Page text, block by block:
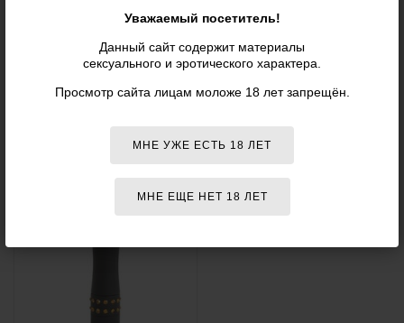
Уважаемый посетитель!
Данный сайт содержит материалы
сексуального и эротического характера.
Просмотр сайта лицам моложе 18 лет запрещён.
МНЕ УЖЕ ЕСТЬ 18 ЛЕТ
МНЕ ЕЩЕ НЕТ 18 ЛЕТ
Doc Johnson Mr. Marcus'
11 890 р.
Realistic R5 - Cock
Длина: 21 см
Диаметр: 4 см